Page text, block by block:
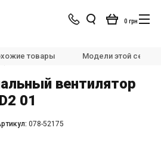
0 грн
Вентиляторы
Ruck EL 315 D2 01
товары Модели этой серии
вентилятор
01
078-52175